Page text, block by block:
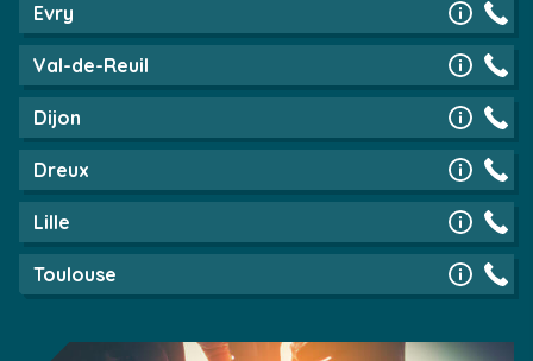
Evry
Val-de-Reuil
Dijon
Dreux
Lille
Toulouse